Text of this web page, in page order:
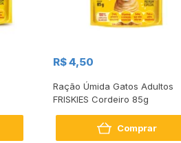
R$ 4,50
Ração Úmida Gatos Adultos
FRISKIES Cordeiro 85g
Comprar